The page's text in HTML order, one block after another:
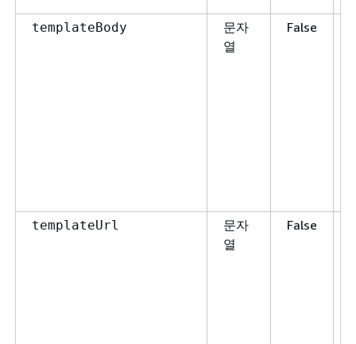
templateBody
문자
열
False
templateUrl
문자
열
False